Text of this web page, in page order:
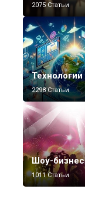
2075 Статьи
Технологии
2298 Статьи
Шоу-бизнес
1011 Статьи